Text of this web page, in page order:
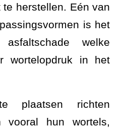
herstellen. Eén van
is het
welke
wortelopdruk in het
plaatsen richten
hun wortels,